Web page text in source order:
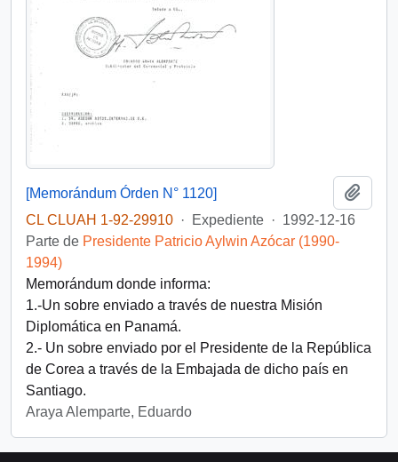
[Memorándum Órden N° 1120]
CL CLUAH 1-92-29910 · Expediente · 1992-12-16
Parte de Presidente Patricio Aylwin Azócar (1990-
1994)
Memorándum donde informa:
1.-Un sobre enviado a través de nuestra Misión
Diplomática en Panamá.
2.- Un sobre enviado por el Presidente de la República
de Corea a través de la Embajada de dicho país en
Santiago.
Araya Alemparte, Eduardo